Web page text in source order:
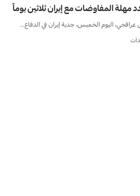
مهلة المفاوضات مع إيران ثلاثين يوماً
عراقجي، اليوم الخميس، جدية إيران في الدفاع…